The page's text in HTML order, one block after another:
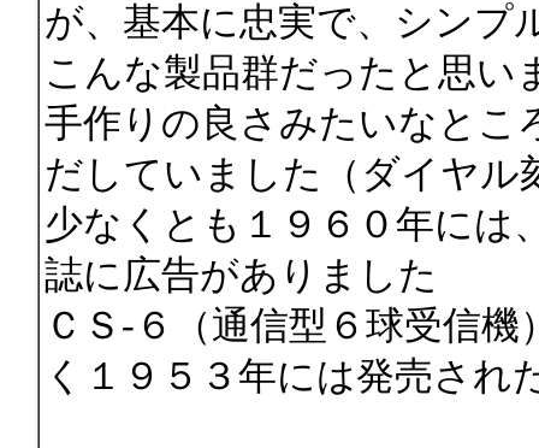
が、基本に忠実で、シンプ
こんな製品群だったと思い
手作りの良さみたいなとこ
だしていました（ダイヤル
少なくとも１９６０年には
誌に広告がありました
ＣＳ-６（通信型６球受信
く１９５３年には発売され